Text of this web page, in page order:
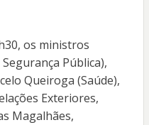
os ministros
Pública),
Queiroga (Saúde),
Exteriores,
Magalhães,